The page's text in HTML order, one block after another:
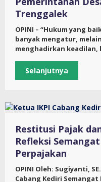
Trenggalek
OPINI – “Hukum yang
banyak mengatur,
menghadirkan keadilan,
Selanjutnya
Restitusi Pajak
Refleksi
Perpajakan
OPINI Oleh: Sugiyanti,
Cabang Kediri